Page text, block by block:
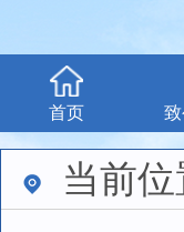
首页
当前